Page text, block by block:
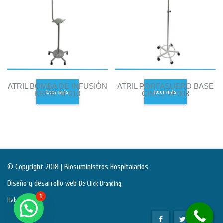
ATRIL BOMBA DE INFUSIÓN
KROM M-010
Leer más
ATRIL PORTASUERO BASE
CINCO M-003
Leer más
© Copyright 2018 | Biosuministros Hospitalarios
Diseño y desarrollo web Be Click Branding.
Habeas Data
1